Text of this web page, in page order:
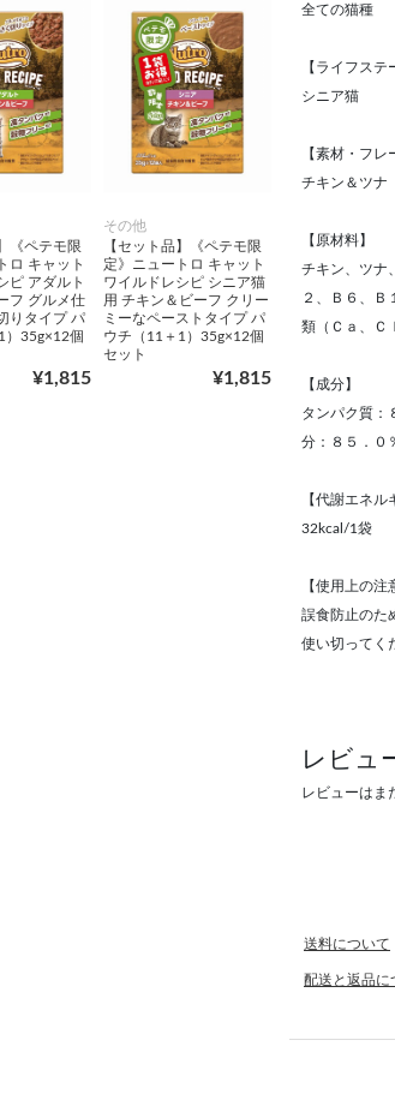
《ペテモ限
ロ キャット
ピ アダルト
フ グルメ仕
りタイプ パ
）35g×12個
¥1,815
その他
【セット品】《ペテモ限
定》ニュートロ キャット
ワイルドレシピ シニア猫
用 チキン＆ビーフ クリー
ミーなペーストタイプ パ
ウチ（11＋1）35g×12個
セット
¥1,815
全ての猫種
【ライフステ
シニア猫
【素材・フレ
チキン＆ツナ
【原材料】
チキン、ツナ
２、Ｂ６、Ｂ
類（Ｃａ、Ｃ
【成分】
タンパク質：
分：８５．０
【代謝エネル
32kcal/1袋
【使用上の注
誤食防止のた
使い切ってく
レビュ
レビューはま
送料について
配送と返品に